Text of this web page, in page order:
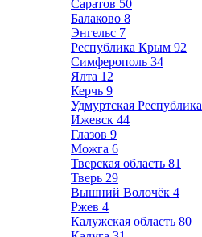
Саратов 50
Балаково 8
Энгельс 7
Республика Крым 92
Симферополь 34
Ялта 12
Керчь 9
Удмуртская Республика
Ижевск 44
Глазов 9
Можга 6
Тверская область 81
Тверь 29
Вышний Волочёк 4
Ржев 4
Калужская область 80